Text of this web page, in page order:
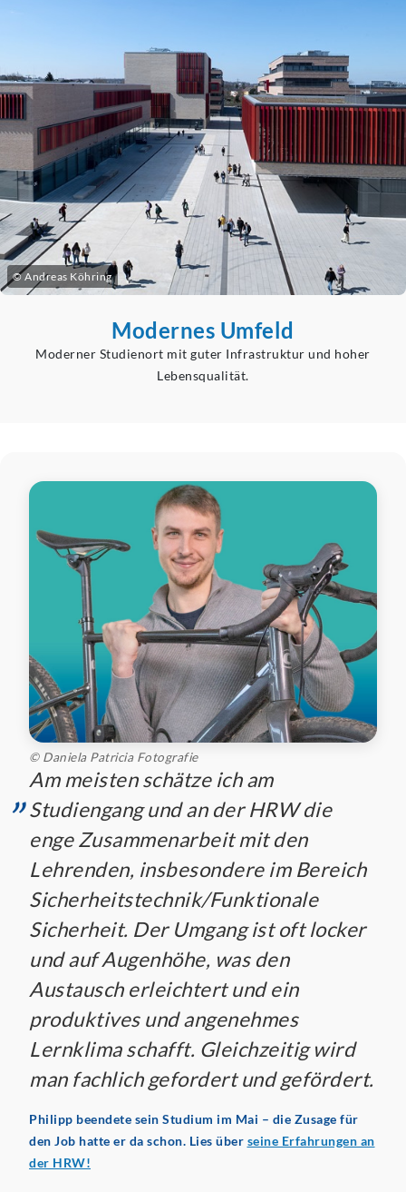
© Andreas Köhring
Modernes Umfeld
Moderner Studienort mit guter Infrastruktur und hoher
Lebensqualität.
© Daniela Patricia Fotografie
„Am meisten schätze ich am
Studiengang und an der HRW die
enge Zusammenarbeit mit den
Lehrenden, insbesondere im Bereich
Sicherheitstechnik/Funktionale
Sicherheit. Der Umgang ist oft locker
und auf Augenhöhe, was den
Austausch erleichtert und ein
produktives und angenehmes
Lernklima schafft. Gleichzeitig wird
man fachlich gefordert und gefördert.
Philipp beendete sein Studium im Mai – die Zusage für
den Job hatte er da schon. Lies über seine Erfahrungen an
der HRW!